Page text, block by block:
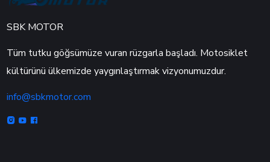
SBK MOTOR
Tüm tutku göğsümüze vuran rüzgarla başladı. Motosiklet
kültürünü ülkemizde yaygınlaştırmak vizyonumuzdur.
info@sbkmotor.com